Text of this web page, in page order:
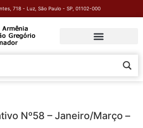
718 - Luz, São Paulo - SP, 01102-000
Nº58 – Janeiro/Março –